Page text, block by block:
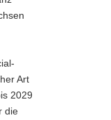
Art
2029
die